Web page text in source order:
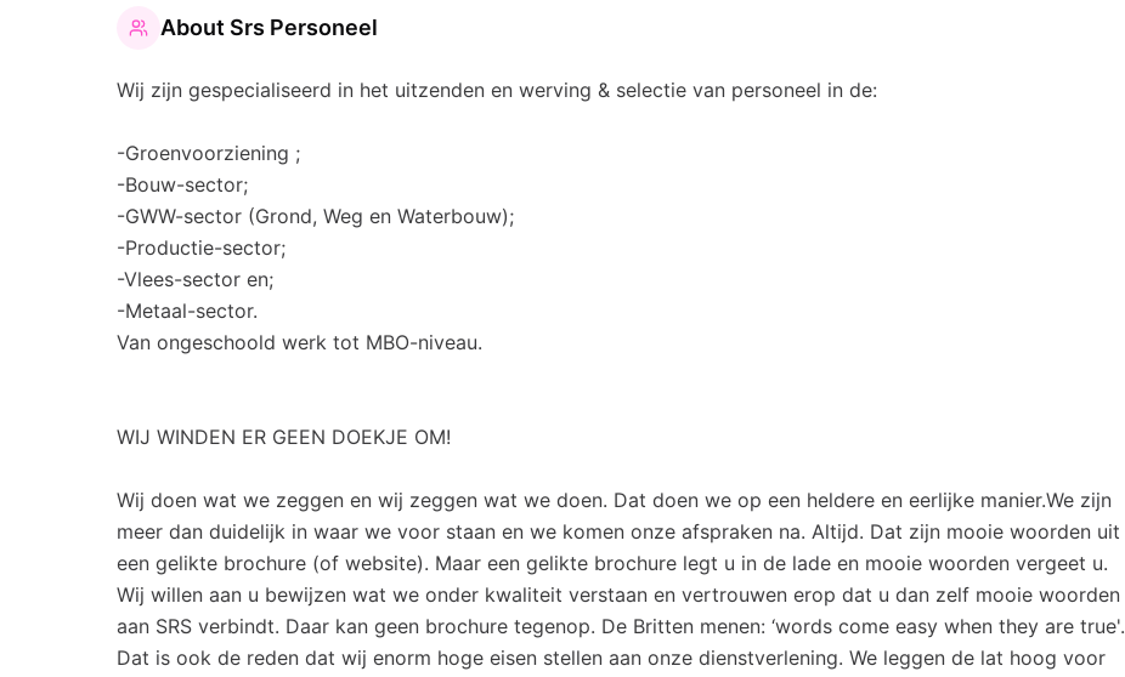
About Srs Personeel
Wij zijn gespecialiseerd in het uitzenden en werving & selectie van personeel in de:
-Groenvoorziening ;
-Bouw-sector;
-GWW-sector (Grond, Weg en Waterbouw);
-Productie-sector;
-Vlees-sector en;
-Metaal-sector.
Van ongeschoold werk tot MBO-niveau.
WIJ WINDEN ER GEEN DOEKJE OM!
Wij doen wat we zeggen en wij zeggen wat we doen. Dat doen we op een heldere en eerlijke manier.We zijn
meer dan duidelijk in waar we voor staan en we komen onze afspraken na. Altijd. Dat zijn mooie woorden uit
een gelikte brochure (of website). Maar een gelikte brochure legt u in de lade en mooie woorden vergeet u.
Wij willen aan u bewijzen wat we onder kwaliteit verstaan en vertrouwen erop dat u dan zelf mooie woorden
aan SRS verbindt. Daar kan geen brochure tegenop. De Britten menen: ‘words come easy when they are true'.
Dat is ook de reden dat wij enorm hoge eisen stellen aan onze dienstverlening. We leggen de lat hoog voor